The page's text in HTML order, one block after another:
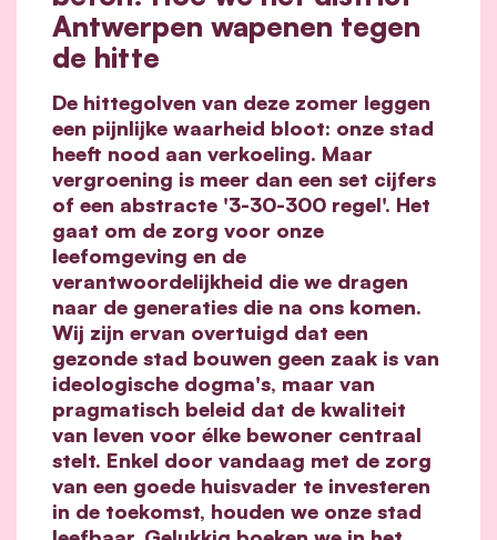
Antwerpen wapenen tegen
de hitte
De hittegolven van deze zomer leggen
een pijnlijke waarheid bloot: onze stad
heeft nood aan verkoeling. Maar
vergroening is meer dan een set cijfers
of een abstracte '3-30-300 regel'. Het
gaat om de zorg voor onze
leefomgeving en de
verantwoordelijkheid die we dragen
naar de generaties die na ons komen.
Wij zijn ervan overtuigd dat een
gezonde stad bouwen geen zaak is van
ideologische dogma's, maar van
pragmatisch beleid dat de kwaliteit
van leven voor élke bewoner centraal
stelt. Enkel door vandaag met de zorg
van een goede huisvader te investeren
in de toekomst, houden we onze stad